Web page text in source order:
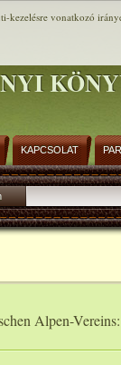
KAPCSOLAT
Alpen-
kezelésre vonatkozó